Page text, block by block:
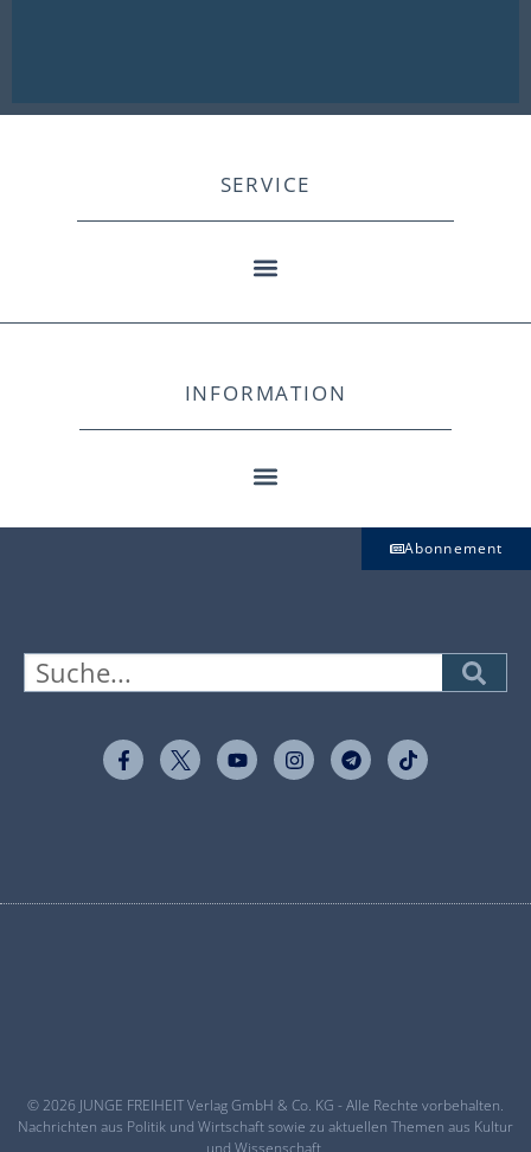
SERVICE
INFORMATION
Abonnement
© 2026 JUNGE FREIHEIT Verlag GmbH & Co. KG - Alle Rechte vorbehalten.
Nachrichten aus Politik und Wirtschaft sowie zu aktuellen Themen aus Kultur
und Wissenschaft.